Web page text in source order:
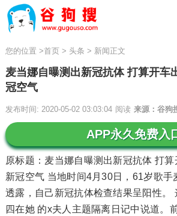
您的位置 >首页> 头条 > 新闻正文
麦当娜自曝测出新冠抗体 打算开车
冠空气
发布时间: 2020-05-02 03:03:04 来源：谷狗
阅读
APP永久免费入
原标题：麦当娜自曝测出新冠抗体 打
新冠空气 当地时间4月30日，61岁歌手
透露，自己新冠抗体检查结果呈阳性。
四在她 的x夫人主题隔离日记中说道。